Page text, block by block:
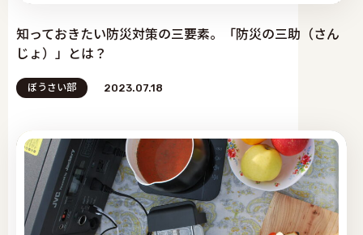
知っておきたい防災対策の三要素。「防災の三助（さん
じょ）」とは？
ぼうさい部 2023.07.18